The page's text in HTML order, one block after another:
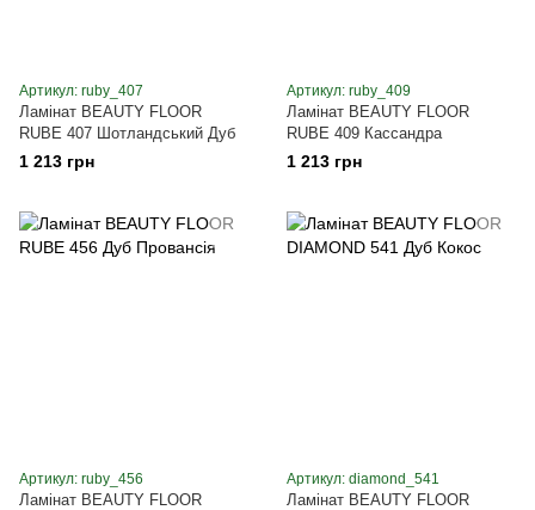
Артикул: ruby_407
Ламінат BEAUTY FLOOR
RUBE 407 Шотландський Дуб
1 213 грн
Артикул: ruby_409
Ламінат BEAUTY FLOOR
RUBE 409 Кассандра
1 213 грн
Артикул: ruby_456
Ламінат BEAUTY FLOOR
Артикул: diamond_541
Ламінат BEAUTY FLOOR